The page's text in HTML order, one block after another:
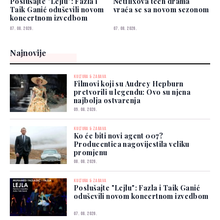
Taik Ganić oduševili novom
koncertnom izvedbom
07. 08. 2026.
vraća se sa novom sezonom
07. 08. 2026.
Najnovije
KULTURA & ZABAVA
Filmovi koji su Audrey Hepburn
pretvorili u legendu: Ovo su njena
najbolja ostvarenja
09. 08. 2026.
KULTURA & ZABAVA
Ko će biti novi agent 007?
Producentica nagovijestila veliku
promjenu
08. 08. 2026.
KULTURA & ZABAVA
Poslušajte "Lejlu": Fazla i Taik Ganić
oduševili novom koncertnom izvedbom
07. 08. 2026.